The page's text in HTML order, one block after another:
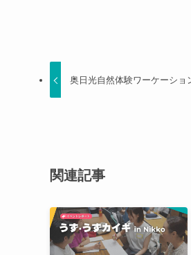
奥日光自然体験ワーケーショ
関連記事